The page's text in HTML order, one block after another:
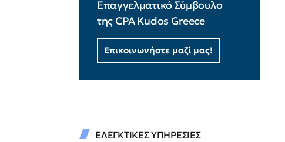
Επαγγελματικό Σύμβουλο
της CPA Kudos Greece
Επικοινωνήστε μαζί μας!
ΕΛΕΓΚΤΙΚΕΣ ΥΠΗΡΕΣΙΕΣ